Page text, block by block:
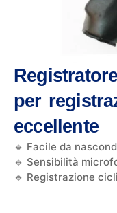
per
eccellente
🔹 Facile da
🔹 Sensibilità
🔹 Registrazione